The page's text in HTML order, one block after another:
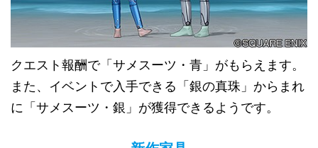
クエスト報酬で「サメスーツ・青」がもらえます。
また、イベントで入手できる「銀の真珠」からまれ
に「サメスーツ・銀」が獲得できるようです。